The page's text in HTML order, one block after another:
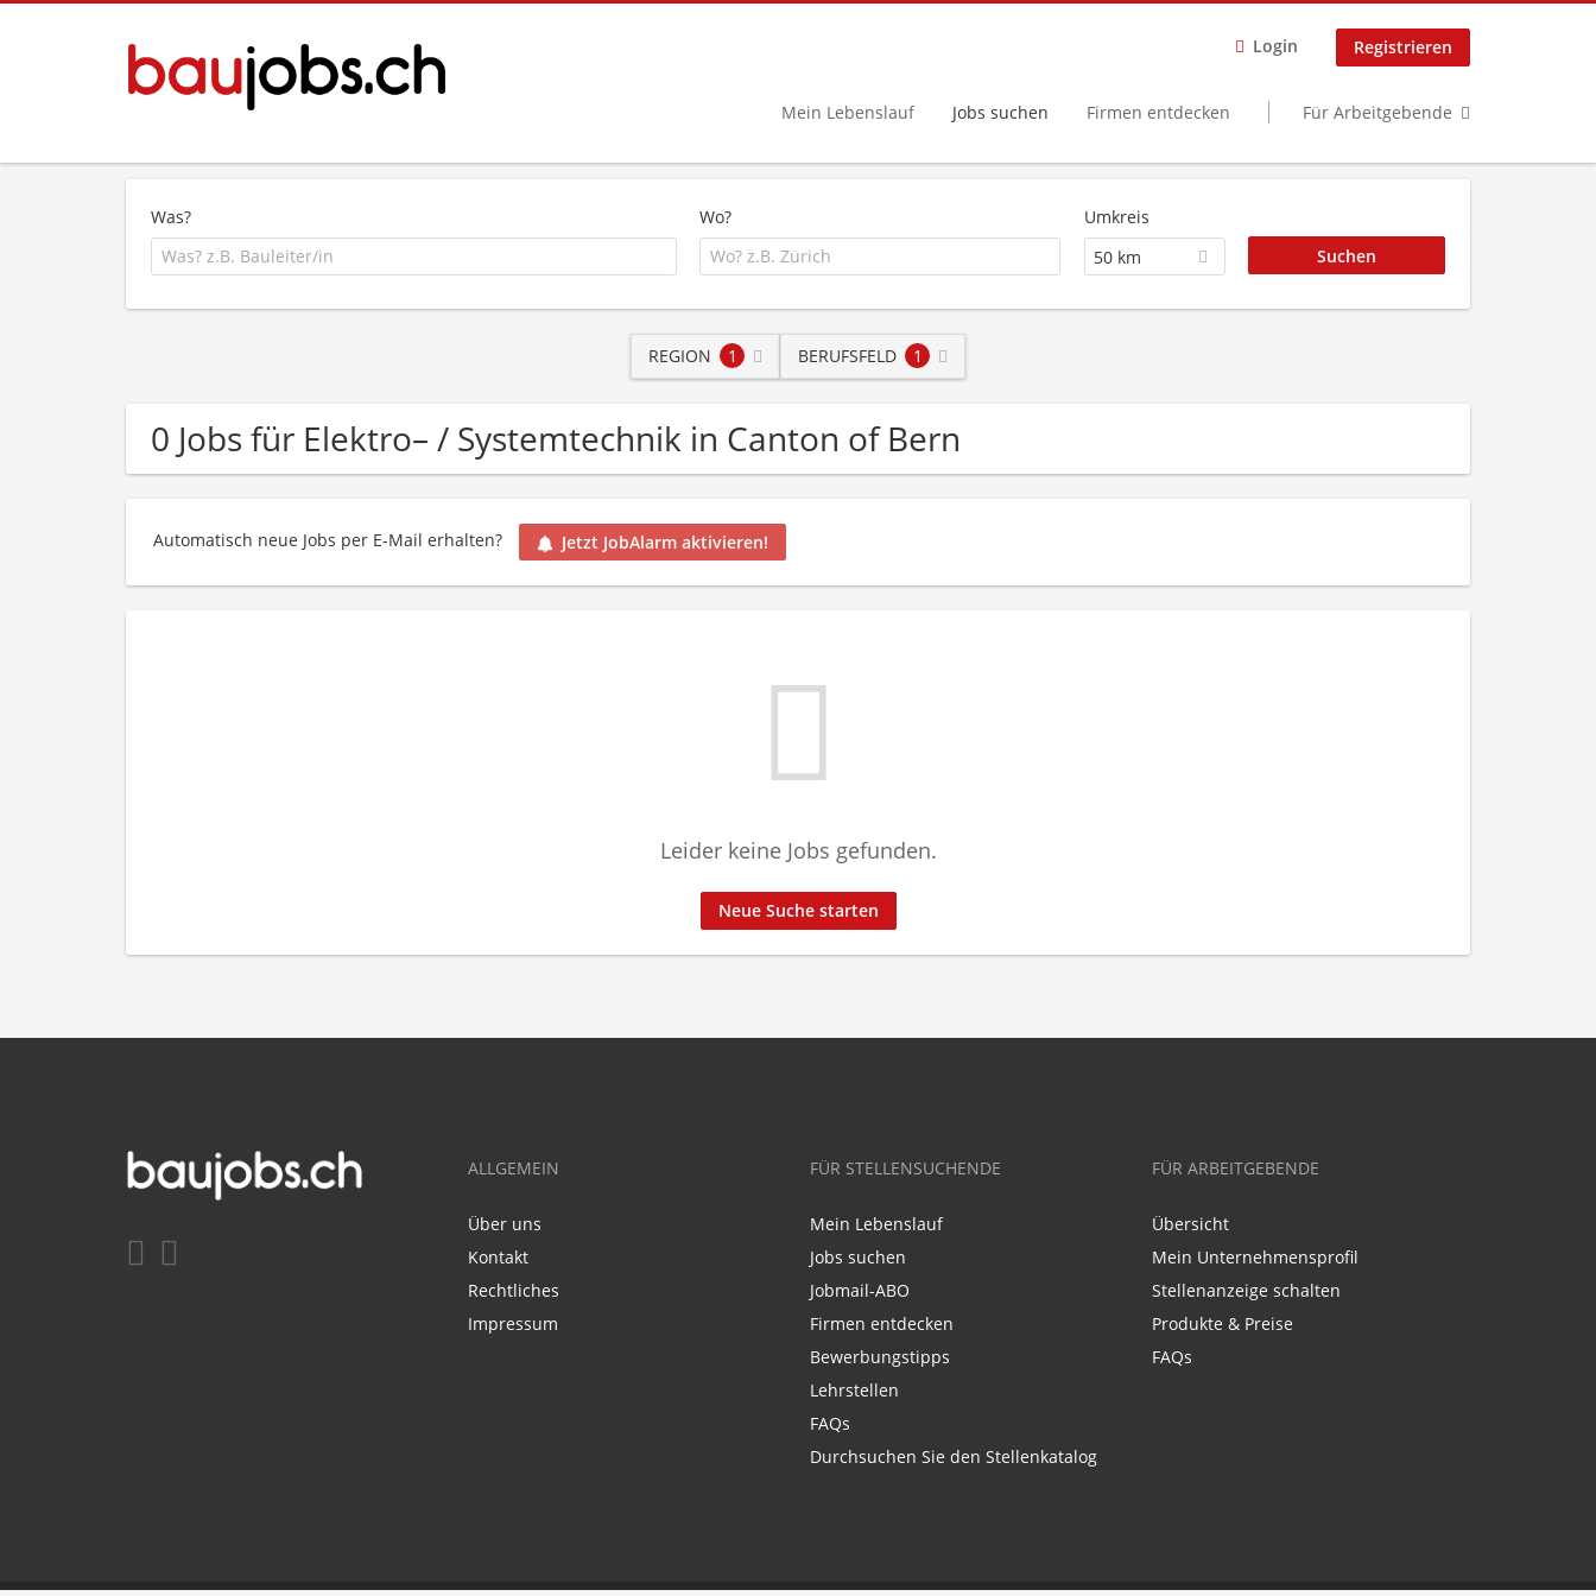
Login Registrieren
Mein Lebenslauf Jobs suchen Firmen entdecken Für Arbeitgebende
Was? Wo?
Umkreis
50 km
REGION 1 BERUFSFELD 1
0 Jobs für Elektro– / Systemtechnik in Canton of Bern
Automatisch neue Jobs per E-Mail erhalten? Jetzt JobAlarm aktivieren!
Leider keine Jobs gefunden.
Neue Suche starten
ALLGEMEIN
Über uns
Kontakt
Rechtliches
Impressum
FÜR STELLENSUCHENDE
Mein Lebenslauf
Jobs suchen
Jobmail-ABO
Firmen entdecken
Bewerbungstipps
Lehrstellen
FAQs
Durchsuchen Sie den Stellenkatalog
FÜR ARBEITGEBENDE
Übersicht
Mein Unternehmensprofil
Stellenanzeige schalten
Produkte & Preise
FAQs